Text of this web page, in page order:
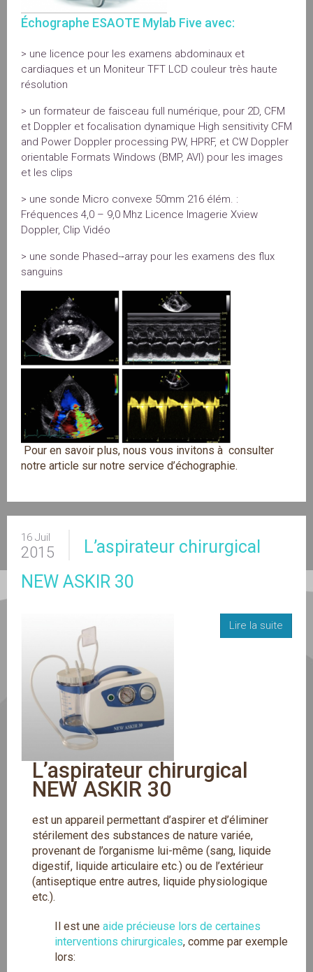
Échographe ESAOTE Mylab Five avec:
> une licence pour les examens abdominaux et
cardiaques et un Moniteur TFT LCD couleur très haute
résolution
> un formateur de faisceau full numérique, pour 2D, CFM
et Doppler et focalisation dynamique High sensitivity CFM
and Power Doppler processing PW, HPRF, et CW Doppler
orientable Formats Windows (BMP, AVI) pour les images
et les clips
> une sonde Micro convexe 50mm 216 élém. :
Fréquences 4,0 – 9,0 Mhz Licence Imagerie Xview
Doppler, Clip Vidéo
> une sonde Phased-­‐array pour les examens des flux
sanguins
Pour en savoir plus, nous vous invitons à consulter
notre article sur notre service d’échographie.
16 Juil
2015
L’aspirateur chirurgical
NEW ASKIR 30
L’aspirateur chirurgical
NEW ASKIR 30
est un appareil permettant d’aspirer et d’éliminer
stérilement des substances de nature variée,
provenant de l’organisme lui-même (sang, liquide
digestif, liquide articulaire etc.) ou de l’extérieur
(antiseptique entre autres, liquide physiologique
etc.).
Il est une aide précieuse lors de certaines
interventions chirurgicales, comme par exemple
lors:
Lire la suite